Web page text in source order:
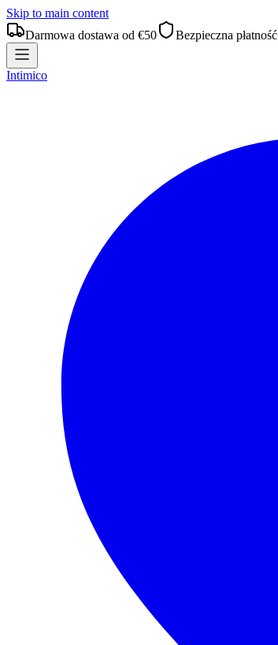
Skip to main content
Darmowa dostawa od €50
Bezpieczna płatność
Intimico